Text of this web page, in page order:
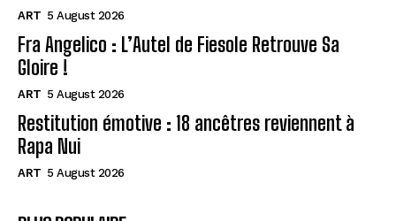
ART 5 August 2026
Fra Angelico : L’Autel de Fiesole Retrouve Sa
Gloire !
ART 5 August 2026
Restitution émotive : 18 ancêtres reviennent à
Rapa Nui
ART 5 August 2026